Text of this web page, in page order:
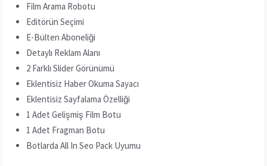
Film Arama Robotu
Editörün Seçimi
E-Bülten Aboneliği
Detaylı Reklam Alanı
2 Farklı Slider Görünümü
Eklentisiz Haber Okuma Sayacı
Eklentisiz Sayfalama Özelliği
1 Adet Gelişmiş Film Botu
1 Adet Fragman Botu
Botlarda All In Seo Pack Uyumu